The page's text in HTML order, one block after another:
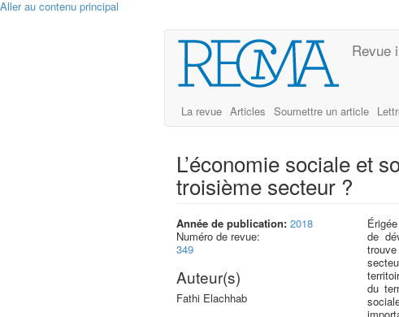
Aller au contenu principal
Revue
La revue Articles Soumettre un article
L’économie sociale et
troisième secteur ?
Année de publication: 2018
Numéro de revue:
349
Auteur(s)
Fathi Elachhab
de
du